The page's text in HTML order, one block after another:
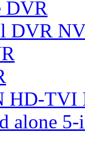
DVR
DVR
HD-TVI
alone 5-